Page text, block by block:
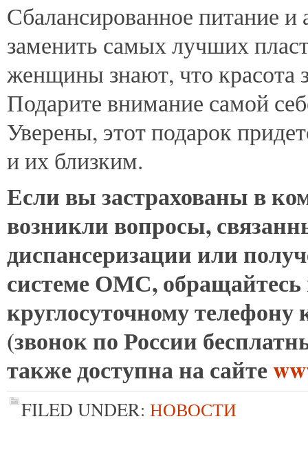
Сбалансированное питание
заменить самых лучших
женщины знают, что красота
Подарите внимание самой
Уверены, этот подарок
и их близким.
Если вы застрахованы в
возникли вопросы,
диспансеризации или
системе ОМС,
круглосуточному телефону
(звонок по России
также доступна на сайте
FILED UNDER: НОВОСТИ